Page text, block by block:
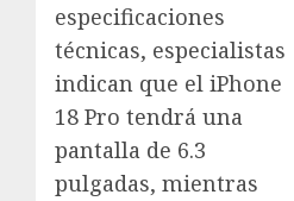
especificaciones
técnicas, especialistas
indican que el iPhone
18 Pro tendrá una
pantalla de 6.3
pulgadas, mientras